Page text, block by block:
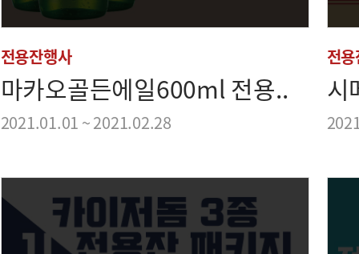
전용잔행사
마카오골든에일600ml 전용..
2021.01.01 ~ 2021.02.28
전용
시